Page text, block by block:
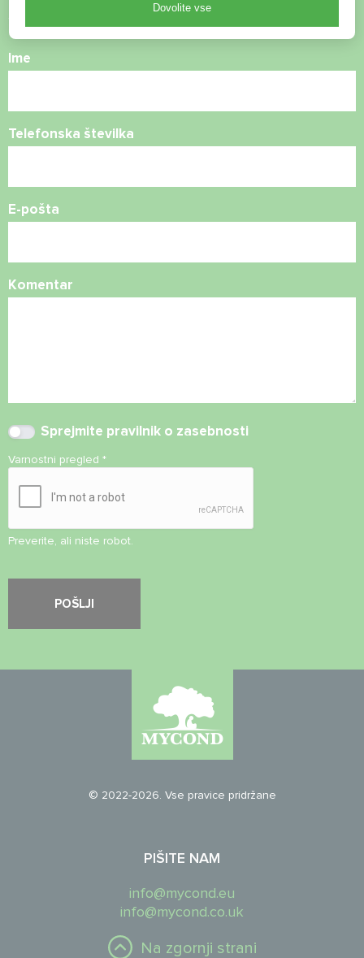
Stopite v stik z nami in pomagali vam bomo
Ime
Telefonska številka
E-pošta
Komentar
Sprejmite pravilnik o zasebnosti
Varnostni pregled *
Preverite, ali niste robot.
© 2022-2026. Vse pravice pridržane
PIŠITE NAM
info@mycond.eu
info@mycond.co.uk
Na zgornji strani
Dovolite vse